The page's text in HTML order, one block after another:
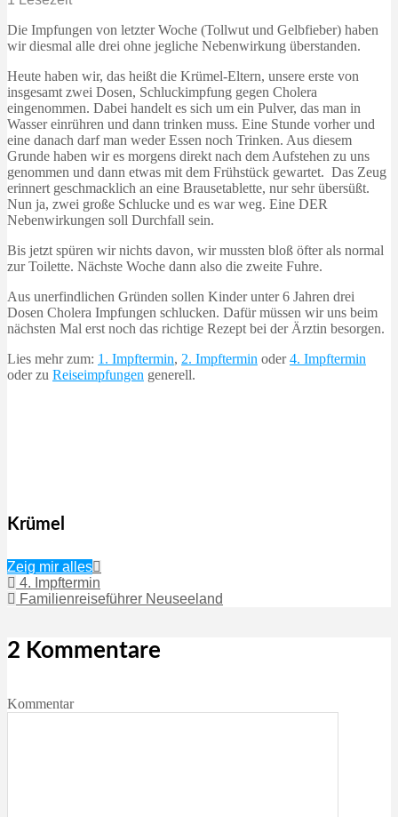
Die Impfungen von letzter Woche (Tollwut und Gelbfieber) haben
wir diesmal alle drei ohne jegliche Nebenwirkung überstanden.
Heute haben wir, das heißt die Krümel-Eltern, unsere erste von
insgesamt zwei Dosen, Schluckimpfung gegen Cholera
eingenommen. Dabei handelt es sich um ein Pulver, das man in
Wasser einrühren und dann trinken muss. Eine Stunde vorher und
eine danach darf man weder Essen noch Trinken. Aus diesem
Grunde haben wir es morgens direkt nach dem Aufstehen zu uns
genommen und dann etwas mit dem Frühstück gewartet. Das Zeug
erinnert geschmacklich an eine Brausetablette, nur sehr übersüßt.
Nun ja, zwei große Schlucke und es war weg. Eine DER
Nebenwirkungen soll Durchfall sein.
Bis jetzt spüren wir nichts davon, wir mussten bloß öfter als normal
zur Toilette. Nächste Woche dann also die zweite Fuhre.
Aus unerfindlichen Gründen sollen Kinder unter 6 Jahren drei
Dosen Cholera Impfungen schlucken. Dafür müssen wir uns beim
nächsten Mal erst noch das richtige Rezept bei der Ärztin besorgen.
Lies mehr zum: 1. Impftermin, 2. Impftermin oder4. Impftermin
oder zu Reiseimpfungen generell.
Krümel
Zeig mir alles
4. Impftermin
Familienreiseführer Neuseeland
2 Kommentare
Kommentar